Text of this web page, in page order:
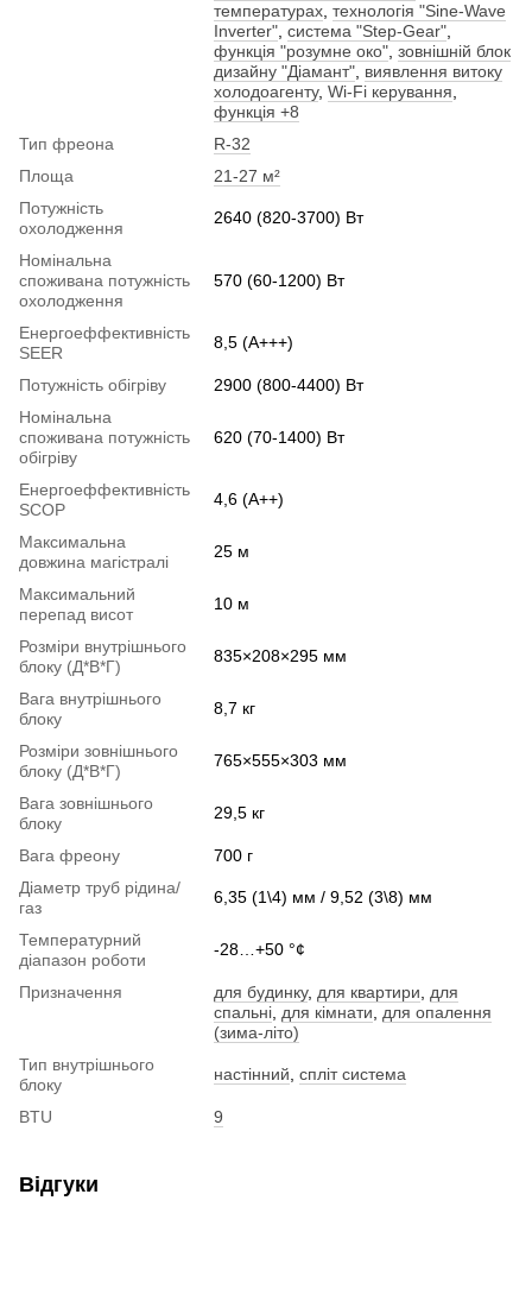
температурах технологія "Sine-Wave
Inverter" система "Step-Gear"
функція "розумне око" зовнішній блок
дизайну "Діамант" виявлення витоку
холодоагенту, Wi-Fi керування
функція +8
Тип фреона
R-32
Площа
21-27 м²
Потужність
охолодження
2640 (820-3700) Вт
Номінальна
споживана потужність
охолодження
570 (60-1200) Вт
Енергоеффективність
SEER
8,5 (A+++)
Потужність обігріву
2900 (800-4400) Вт
Номінальна
споживана потужність
обігріву
620 (70-1400) Вт
Енергоеффективність
SCOP
4,6 (A++)
Максимальна
довжина магістралі
25 м
Максимальний
перепад висот
10 м
Розміри внутрішнього
блоку (Д*В*Г)
835×208×295 мм
Вага внутрішнього
блоку
8,7 кг
Розміри зовнішнього
блоку (Д*В*Г)
765×555×303 мм
Вага зовнішнього
блоку
29,5 кг
Вага фреону
700 г
Діаметр труб рідина/
газ
6,35 (1\4) мм / 9,52 (3\8) мм
Температурний
діапазон роботи
-28…+50 °¢
Призначення для будинку, для квартири
для
спальні для кімнати
для опалення
(зима-літо)
Тип внутрішнього
блоку
настінний спліт система
BTU 9
Відгуки